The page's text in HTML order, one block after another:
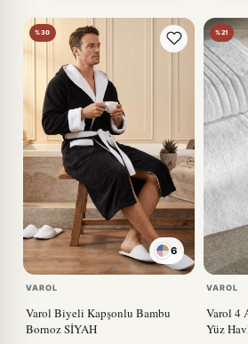
%30
6
VAROL
Varol Biyeli Kapşonlu Bambu
Bornoz SİYAH
%21
VAROL
Varol 4
Yüz